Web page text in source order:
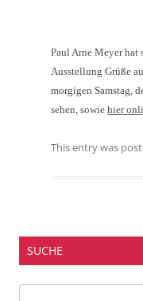
Paul Arne Meyer hat
Ausstellung Grüße
morgigen Samstag,
sehen, sowie hier
This entry was
SUCHE